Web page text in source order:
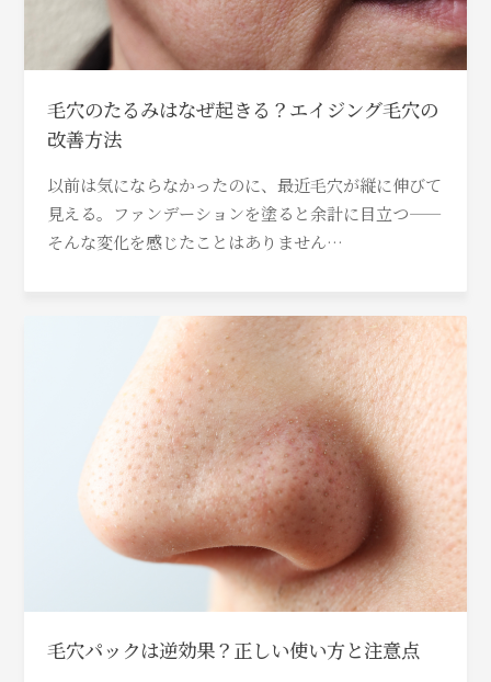
毛穴のたるみはなぜ起きる？エイジング毛穴の
改善方法
以前は気にならなかったのに、最近毛穴が縦に伸びて
見える。ファンデーションを塗ると余計に目立つ——
そんな変化を感じたことはありません…
毛穴パックは逆効果？正しい使い方と注意点